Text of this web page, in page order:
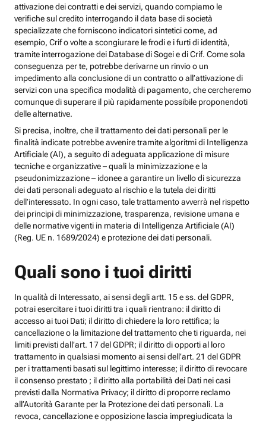
attivazione dei contratti e dei servizi, quando compiamo le
verifiche sul credito interrogando il data base di società
specializzate che forniscono indicatori sintetici come, ad
esempio, Crif o volte a scongiurare le frodi e i furti di identità,
tramite interrogazione dei Database di Sogei e di Crif. Come sola
conseguenza per te, potrebbe derivarne un rinvio o un
impedimento alla conclusione di un contratto o all’attivazione di
servizi con una specifica modalità di pagamento, che cercheremo
comunque di superare il più rapidamente possibile proponendoti
delle alternative.
Si precisa, inoltre, che il trattamento dei dati personali per le
finalità indicate potrebbe avvenire tramite algoritmi di Intelligenza
Artificiale (AI), a seguito di adeguata applicazione di misure
tecniche e organizzative – quali la minimizzazione e la
pseudonimizzazione – idonee a garantire un livello di sicurezza
dei dati personali adeguato al rischio e la tutela dei diritti
dell’interessato. In ogni caso, tale trattamento avverrà nel rispetto
dei principi di minimizzazione, trasparenza, revisione umana e
delle normative vigenti in materia di Intelligenza Artificiale (AI)
(Reg. UE n. 1689/2024) e protezione dei dati personali.
Quali sono i tuoi diritti
In qualità di Interessato, ai sensi degli artt. 15 e ss. del GDPR,
potrai esercitare i tuoi diritti tra i quali rientrano: il diritto di
accesso ai tuoi Dati; il diritto di chiedere la loro rettifica; la
cancellazione o la limitazione del trattamento che ti riguarda, nei
limiti previsti dall’art. 17 del GDPR; il diritto di opporti al loro
trattamento in qualsiasi momento ai sensi dell’art. 21 del GDPR
per i trattamenti basati sul legittimo interesse; il diritto di revocare
il consenso prestato ; il diritto alla portabilità dei Dati nei casi
previsti dalla Normativa Privacy; il diritto di proporre reclamo
all’Autorità Garante per la Protezione dei dati personali. La
revoca, cancellazione e opposizione lascia impregiudicata la